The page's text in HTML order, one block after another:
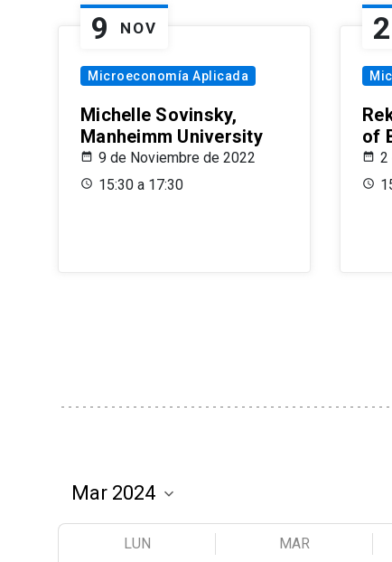
9 NOV
Microeconomía Aplicada
Michelle Sovinsky,
Manheimm University
9 de Noviembre de 2022
15:30 a 17:30
2
of
2
LUN MAR